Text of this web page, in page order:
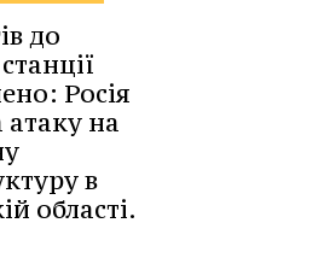
до
Росія
атаку на
в
області.